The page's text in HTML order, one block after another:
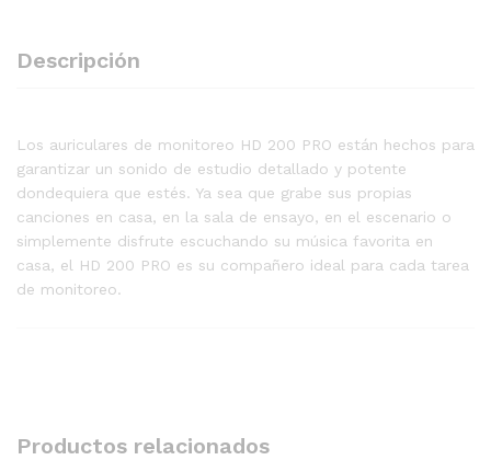
Descripción
Los auriculares de monitoreo HD 200 PRO están hechos para
garantizar un sonido de estudio detallado y potente
dondequiera que estés. Ya sea que grabe sus propias
canciones en casa, en la sala de ensayo, en el escenario o
simplemente disfrute escuchando su música favorita en
casa, el HD 200 PRO es su compañero ideal para cada tarea
de monitoreo.
Productos relacionados